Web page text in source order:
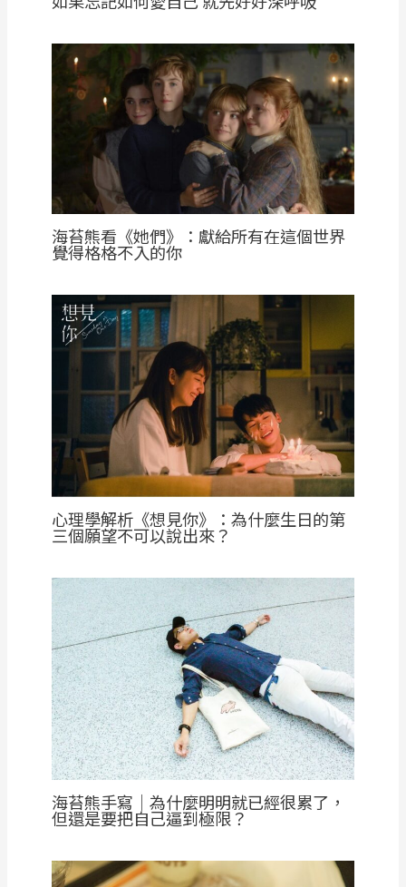
海苔熊看《她們》：獻給所有在這個世界
覺得格格不入的你
心理學解析《想見你》：為什麼生日的第
三個願望不可以說出來？
海苔熊手寫｜為什麼明明就已經很累了，
但還是要把自己逼到極限？